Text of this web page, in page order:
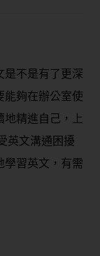
是不是有了更深
能夠在辦公室使
精進自己，
上
英文溝通困擾
學習英文，有需